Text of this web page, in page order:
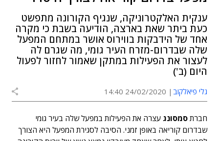
ענקית האלקטרוניקה, שנגיף הקורונה מתפשט
כעת ביתר שאת בארצה, הודיעה בשבת כי מקרה
אחד של הידבקות בווירוס אושר במתחם המפעל
שלה שבדרום-מזרח העיר גומי, מה שגרם לה
לעצור את הפעילות במתקן שאמור לחזור לפעול
היום (ב')
גלי פיאלקוב 24/02/2020 14:40
חברתסמסונג עצרה את הפעילות במפעל שלה בעיר גומי
שבדרום קוריאה באופן זמני. הסיבה לסגירת המפעל היא הצורך